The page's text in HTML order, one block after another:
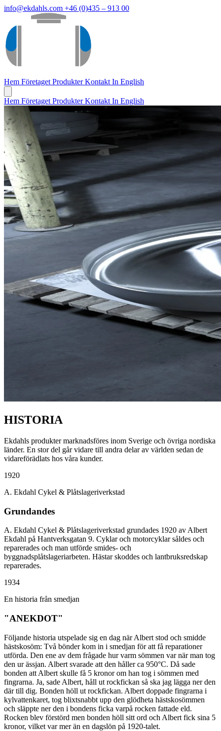
info@ekdahls.com +46 (0)435 – 913 00
Hem Företaget ProdukterKontakt In English
Hem Företaget ProdukterKontakt In English
HISTORIA
Ekdahls produkter marknadsföres inom Sverige och övriga nordiska
länder. En stor del går vidare till andra delar av världen sedan de
vidareförädlats hos våra kunder.
1920
A. Ekdahl Cykel & Plåtslageriverkstad
Grundandes
A. Ekdahl Cykel & Plåtslageriverkstad grundades 1920 av Albert
Ekdahl på Hantverksgatan 9. Cyklar och motorcyklar såldes och
reparerades och man utförde smides- och
byggnadsplåtslageriarbeten. Hästar skoddes och lantbruksredskap
reparerades.
1934
En historia från smedjan
"ANEKDOT"
Följande historia utspelade sig en dag när Albert stod och smidde
hästskosöm: Två bönder kom in i smedjan för att få reparationer
utförda. Den ene av dem frågade hur varm sömmen var när man tog
den ur ässjan. Albert svarade att den håller ca 950°C. Då sade
bonden att Albert skulle få 5 kronor om han tog i sömmen med
fingrarna. Ja, sade Albert, håll ut rockfickan så ska jag lägga ner den
där till dig. Bonden höll ut rockfickan. Albert doppade fingrarna i
kylvattenkaret, tog blixtsnabbt upp den glödheta hästskosömmen
och släppte ner den i bondens ficka varpå rocken fattade eld.
Rocken blev förstörd men bonden höll sitt ord och Albert fick sina 5
kronor, vilket var mer än en dagslön på 1920-talet.